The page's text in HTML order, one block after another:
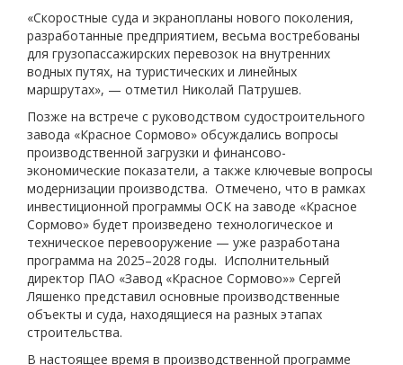
«Скоростные суда и экранопланы нового поколения,
разработанные предприятием, весьма востребованы
для грузопассажирских перевозок на внутренних
водных путях, на туристических и линейных
маршрутах», — отметил Николай Патрушев.
Позже на встрече с руководством судостроительного
завода «Красное Сормово» обсуждались вопросы
производственной загрузки и финансово-
экономические показатели, а также ключевые вопросы
модернизации производства. Отмечено, что в рамках
инвестиционной программы ОСК на заводе «Красное
Сормово» будет произведено технологическое и
техническое перевооружение — уже разработана
программа на 2025–2028 годы. Исполнительный
директор ПАО «Завод «Красное Сормово»» Сергей
Ляшенко представил основные производственные
объекты и суда, находящиеся на разных этапах
строительства.
В настоящее время в производственной программе